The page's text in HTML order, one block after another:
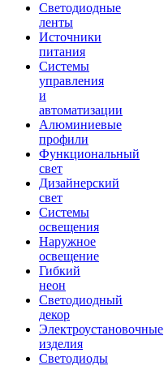
Светодиодные
ленты
Источники
питания
Системы
управления
и
автоматизации
Алюминиевые
профили
Функциональный
свет
Дизайнерский
свет
Системы
освещения
Наружное
освещение
Гибкий
неон
Светодиодный
декор
Электроустановочные
изделия
Светодиоды